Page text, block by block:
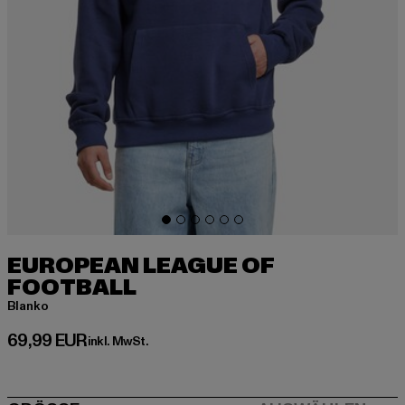
EUROPEAN LEAGUE OF
FOOTBALL
Blanko
69,99 EUR
Derzeitiger Preis: 69,99 EUR
inkl. MwSt.